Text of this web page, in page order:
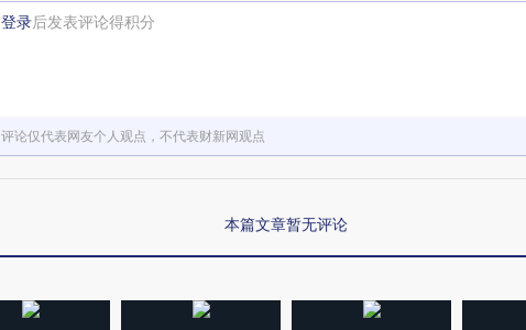
登录后发表评论得积分
评论仅代表网友个人观点，不代表财新网观点
本篇文章暂无评论